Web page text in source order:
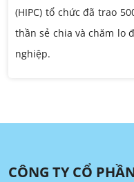
(HIPC) tổ chức đã trao
thần sẻ chia và chăm lo
nghiệp.
CÔNG TY CỔ